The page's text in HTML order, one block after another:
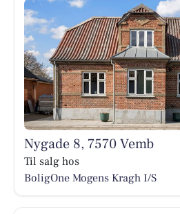
Nygade 8, 7570 Vemb
Til salg hos
BoligOne Mogens Kragh I/S